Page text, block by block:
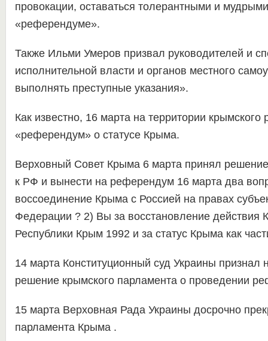
провокации, оставаться толерантными и
«референдуме».
Также Ильми Умеров призвал руководителей и
исполнительной власти и органов местного
выполнять преступные указания».
Как известно, 16 марта на территории крымского
«референдум» о статусе Крыма.
Верховный Совет Крыма 6 марта принял
к РФ и вынести на референдум 16 марта два
воссоединение Крыма с Россией на правах
Федерации ? 2) Вы за восстановление действия
Республики Крым 1992 и за статус Крыма как
14 марта Конституционный суд Украины признал
решение крымского парламента о проведении
15 марта Верховная Рада Украины досрочно
парламента Крыма .